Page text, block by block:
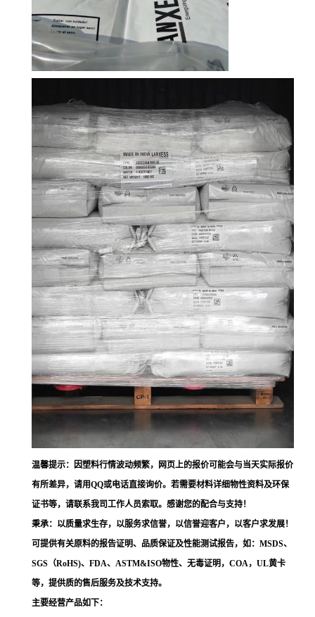
温馨提示：因塑料行情波动频繁，网页上的报价可能会与当天实际报价
有所差异，请用QQ或电话直接询价。若需要材料详细物性资料及环保
证书等，请联系我司工作人员索取。感谢您的配合与支持！
秉承：以质量求生存，以服务求信誉，以信誉迎客户，以客户求发展！
可提供有关原料的报告证明、品质保证及性能测试报告，如：MSDS、
SGS（RoHS)、FDA、ASTM&ISO物性、无毒证明，COA，UL黄卡
等，提供质的售后服务及技术支持。
主要经营产品如下：